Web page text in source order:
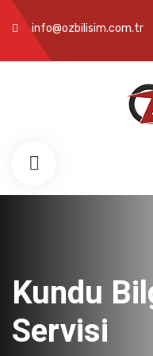
info@ozbilisim.com.tr
Kundu
Servisi